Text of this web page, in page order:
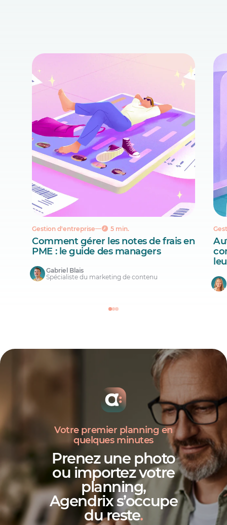
Gestion d'entreprise 5 min.
Comment gérer les notes de frais en
PME : le guide des managers
Gabriel Blais
Spécialiste du marketing de contenu
Votre premier planning en
quelques minutes
Prenez une photo
ou importez votre
planning,
Agendrix s’occupe
du reste.